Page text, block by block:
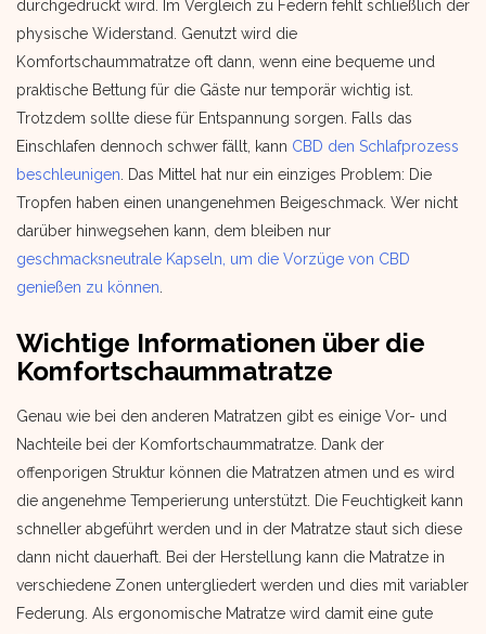
durchgedrückt wird. Im Vergleich zu Federn fehlt schließlich der
physische Widerstand. Genutzt wird die
Komfortschaummatratze oft dann, wenn eine bequeme und
praktische Bettung für die Gäste nur temporär wichtig ist.
Trotzdem sollte diese für Entspannung sorgen. Falls das
Einschlafen dennoch schwer fällt, kann CBD den Schlafprozess
beschleunigen . Das Mittel hat nur ein einziges Problem: Die
Tropfen haben einen unangenehmen Beigeschmack. Wer nicht
darüber hinwegsehen kann, dem bleiben nur
geschmacksneutrale Kapseln, um die Vorzüge von CBD
genießen zu können
Wichtige Informationen über die
Komfortschaummatratze
Genau wie bei den anderen Matratzen gibt es einige Vor- und
Nachteile bei der Komfortschaummatratze. Dank der
offenporigen Struktur können die Matratzen atmen und es wird
die angenehme Temperierung unterstützt. Die Feuchtigkeit kann
schneller abgeführt werden und in der Matratze staut sich diese
dann nicht dauerhaft. Bei der Herstellung kann die Matratze in
verschiedene Zonen untergliedert werden und dies mit variabler
Federung. Als ergonomische Matratze wird damit eine gute